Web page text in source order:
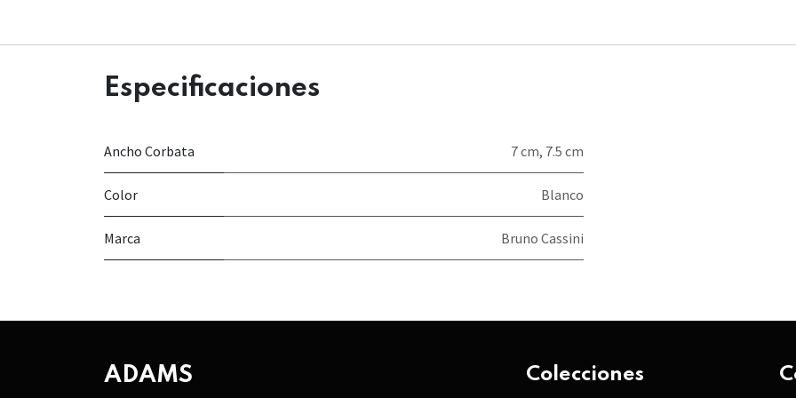
Especificaciones
Ancho Corbata 7 cm, 7.5 cm
Color Blanco
Marca Bruno Cassini
ADAMS Colecciones